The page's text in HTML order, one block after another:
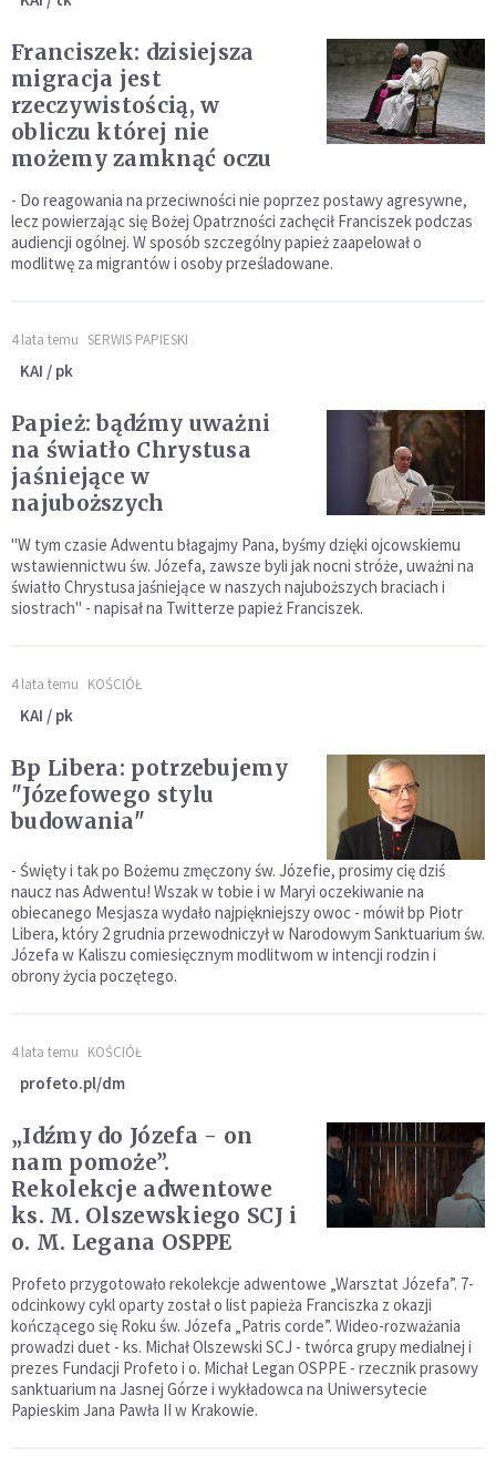
Franciszek: dzisiejsza
migracja jest
rzeczywistością, w
obliczu której nie
możemy zamknąć oczu
- Do reagowania na przeciwności nie poprzez postawy agresywne,
lecz powierzając się Bożej Opatrzności zachęcił Franciszek podczas
audiencji ogólnej. W sposób szczególny papież zaapelował o
modlitwę za migrantów i osoby prześladowane.
4 lata temu SERWIS PAPIESKI
KAI / pk
Papież: bądźmy uważni
na światło Chrystusa
jaśniejące w
najuboższych
"W tym czasie Adwentu błagajmy Pana, byśmy dzięki ojcowskiemu
wstawiennictwu św. Józefa, zawsze byli jak nocni stróże, uważni na
światło Chrystusa jaśniejące w naszych najuboższych braciach i
siostrach" - napisał na Twitterze papież Franciszek.
4 lata temu KOŚCIÓŁ
KAI / pk
Bp Libera: potrzebujemy
"Józefowego stylu
budowania"
- Święty i tak po Bożemu zmęczony św. Józefie, prosimy cię dziś
naucz nas Adwentu! Wszak w tobie i w Maryi oczekiwanie na
obiecanego Mesjasza wydało najpiękniejszy owoc - mówił bp Piotr
Libera, który 2 grudnia przewodniczył w Narodowym Sanktuarium św.
Józefa w Kaliszu comiesięcznym modlitwom w intencji rodzin i
obrony życia poczętego.
4 lata temu KOŚCIÓŁ
profeto.pl/dm
„Idźmy do Józefa - on
nam pomoże”.
Rekolekcje adwentowe
ks. M. Olszewskiego SCJ i
o. M. Legana OSPPE
Profeto przygotowało rekolekcje adwentowe „Warsztat Józefa”. 7-
odcinkowy cykl oparty został o list papieża Franciszka z okazji
kończącego się Roku św. Józefa „Patris corde”. Wideo-rozważania
prowadzi duet - ks. Michał Olszewski SCJ - twórca grupy medialnej i
prezes Fundacji Profeto i o. Michał Legan OSPPE - rzecznik prasowy
sanktuarium na Jasnej Górze i wykładowca na Uniwersytecie
Papieskim Jana Pawła II w Krakowie.